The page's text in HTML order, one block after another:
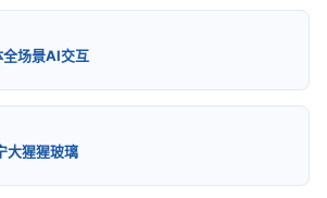
场景AI交互
大猩猩玻璃